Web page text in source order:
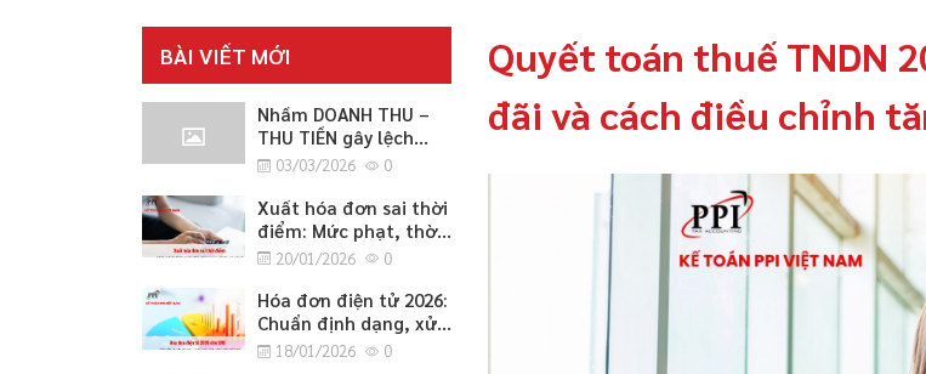
BÀI VIẾT MỚI
Nhầm DOANH THU –
THU TIỀN gây lệch
CÔNG NỢ 2026
03/03/2026 0
Xuất hóa đơn sai thời
điểm: Mức phạt, thời
điểm lập đúng quy
toàn 2026
20/01/2026 0
Hóa đơn điện tử 2026:
Chuẩn định dạng, xử
lý sai sót, chuyển đổi
18/01/2026 0
Quyết toán thuế TNDN
đãi và cách điều chỉnh